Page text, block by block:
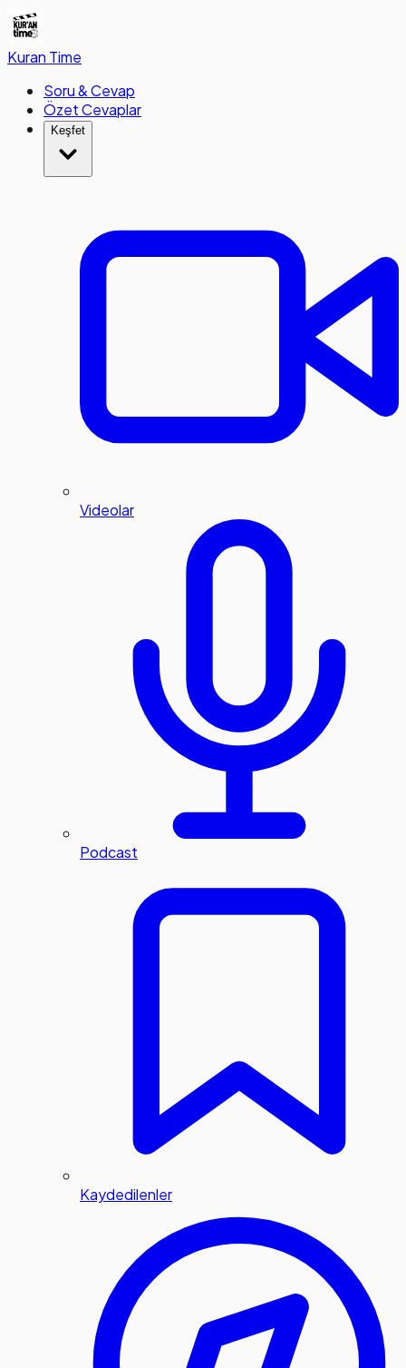
Kuran Time
Soru & Cevap
Özet Cevaplar
Keşfet
Videolar
Podcast
Kaydedilenler